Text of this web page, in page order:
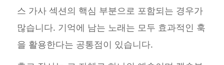
스 가사 섹션의 핵심 부분으로 포함되는 경우가
많습니다. 기억에 남는 노래는 모두 효과적인 훅
을 활용한다는 공통점이 있습니다.